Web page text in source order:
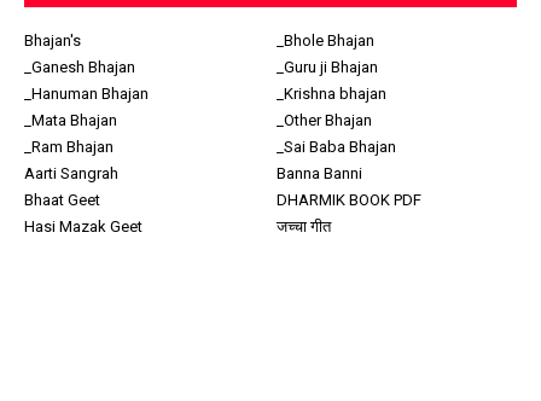
Bhajan's
_Bhole Bhajan
_Ganesh Bhajan
_Guru ji Bhajan
_Hanuman Bhajan
_Krishna bhajan
_Mata Bhajan
_Other Bhajan
_Ram Bhajan
_Sai Baba Bhajan
Aarti Sangrah
Banna Banni
Bhaat Geet
DHARMIK BOOK PDF
Hasi Mazak Geet
जच्चा गीत